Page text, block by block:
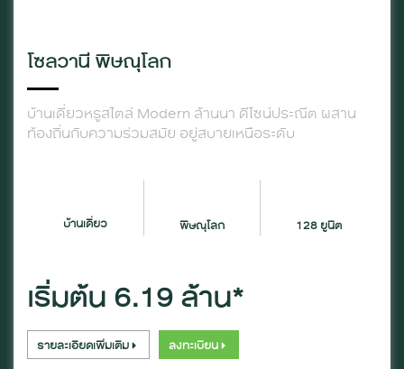
โซลวานี พิษณุโลก
บ้านเดี่ยวหรูสไตล์ Modern ล้านนา ดีไซน์ประณีต ผสาน
ท้องถิ่นกับความร่วมสมัย อยู่สบายเหนือระดับ
บ้านเดี่ยว พิษณุโลก 128 ยูนิต
เริ่มต้น 6.19 ล้าน*
รายละเอียดเพิ่มเติม ลงทะเบียน